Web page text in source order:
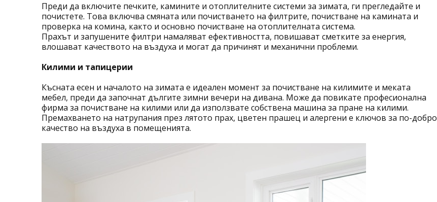
Преди да включите печките, камините и отоплителните системи за зимата, ги прегледайте и
почистете. Това включва смяната или почистването на филтрите, почистване на камината и
проверка на комина, както и основно почистване на отоплителната система.
Прахът и запушените филтри намаляват ефективността, повишават сметките за енергия,
влошават качеството на въздуха и могат да причинят и механични проблеми.
Килими и тапицерии
Късната есен и началото на зимата е идеален момент за почистване на килимите и меката
мебел, преди да започнат дългите зимни вечери на дивана. Може да повикате професионална
фирма за почистване на килими или да използвате собствена машина за пране на килими.
Премахването на натрупания през лятото прах, цветен прашец и алергени е ключов за по-добро
качество на въздуха в помещенията.